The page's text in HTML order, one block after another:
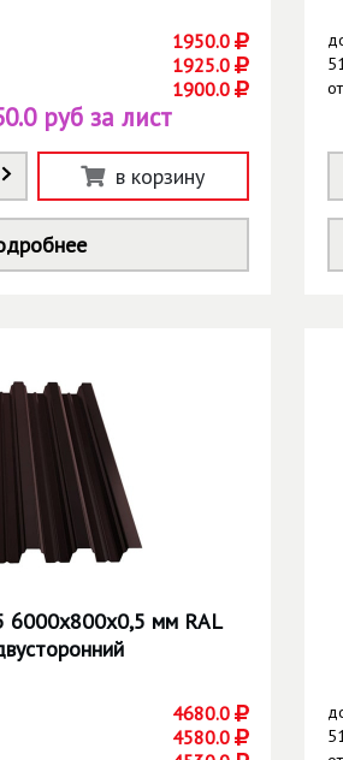
1950.0
1925.0
1900.0
*
руб за лист
в корзину
от
6000х800х0,5 мм RAL
4680.0
4580.0